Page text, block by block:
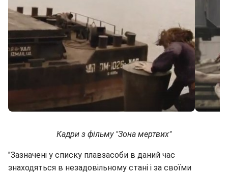
Кадри з фільму "Зона мертвих"
"Зазначені у списку плавзасоби в даний час
знаходяться в незадовільному стані і за своїми